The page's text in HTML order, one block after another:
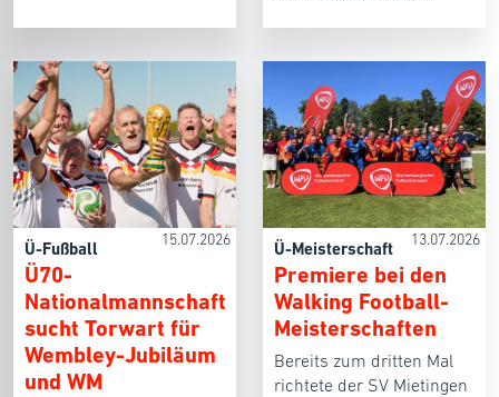
15.07.2026
Ü-Fußball
Ü70-
Nationalmannschaft
sucht Torwart für
Wembley-Jubiläum
und WM
13.07.2026
Ü-Meisterschaft
Premiere bei den
Walking Football-
Meisterschaften
Bereits zum dritten Mal
richtete der SV Mietingen